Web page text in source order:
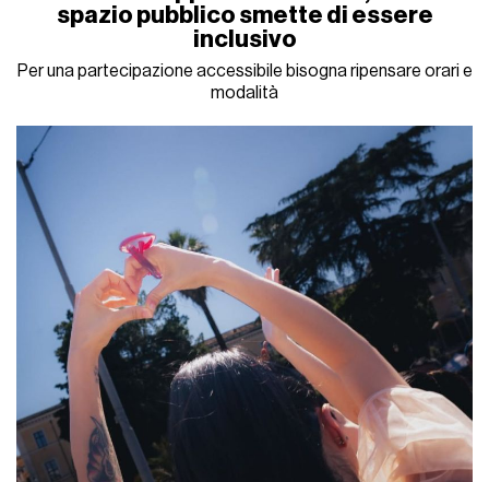
spazio pubblico smette di essere
inclusivo
Per una partecipazione accessibile bisogna ripensare orari e
modalità